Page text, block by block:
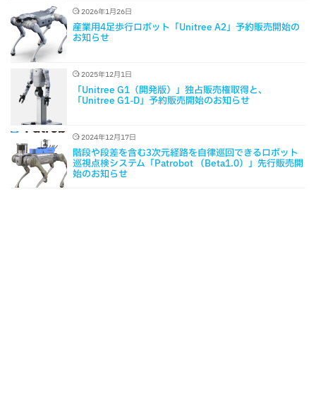
2026年1月26日
産業用4足歩行ロボット「Unitree A2」予約販売開始の
お知らせ
2025年12月1日
「Unitree G1（開発版）」独占販売権取得と、
「Unitree G1-D」予約販売開始のお知らせ
2024年12月17日
階段や段差を含む3次元経路を自律巡回できるロボット
巡視点検システム「Patrobot （Beta1.0）」先行販売開
始のお知らせ